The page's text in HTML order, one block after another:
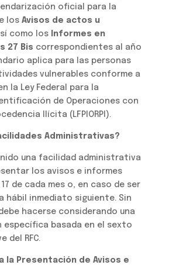
oficial para la
los Avisos de actos u
como los
Informes en
27 Bis correspondientes al año
aplica para las personas
vulnerables conforme a
la Ley Federal para la
de Operaciones con
Ilícita (LFPIORPI).
Administrativas?
una facilidad administrativa
los avisos e informes
de cada mes o, en caso de ser
hábil inmediato siguiente. Sin
hacerse considerando una
específica basada en el sexto
del RFC.
la Presentación de Avisos e